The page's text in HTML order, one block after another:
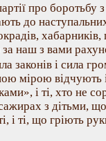
про боротьбу
до
наш з вами
законів і сила
мірою відчують
і ті, хто не
з дітьми,
і ті, що гріють